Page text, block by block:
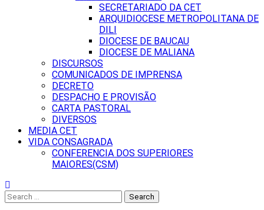
SECRETARIADO DA CET
ARQUIDIOCESE METROPOLITANA DE
DILI
DIOCESE DE BAUCAU
DIOCESE DE MALIANA
DISCURSOS
COMUNICADOS DE IMPRENSA
DECRETO
DESPACHO E PROVISÃO
CARTA PASTORAL
DIVERSOS
MEDIA CET
VIDA CONSAGRADA
CONFERENCIA DOS SUPERIORES
MAIORES(CSM)
Search
for: